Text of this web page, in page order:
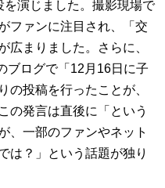
演じました。撮影現場で
ファンに注目され、「交
広まりました。さらに、
ブログで「12月16日に子
の投稿を行ったことが、
の発言は直後に「という
、一部のファンやネット
は？」という話題が独り